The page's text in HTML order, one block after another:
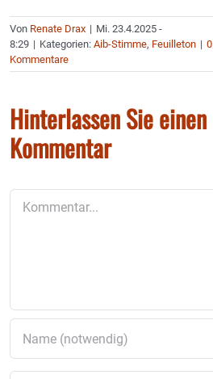
Von Renate Drax | Mi. 23.4.2025 -
8:29 | Kategorien:Aib-Stimme, Feuilleton | 0
Kommentare
Hinterlassen Sie einen
Kommentar